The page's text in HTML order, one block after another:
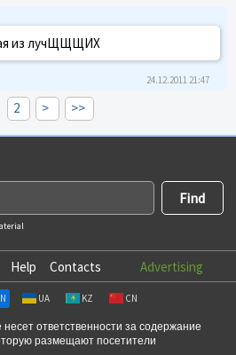
из лучЩЩЩИХ
24.12.2011 21:47
2 > >>
Help Contacts Advertising
UA KZ CN
ответственности за содержание
размещают посетители